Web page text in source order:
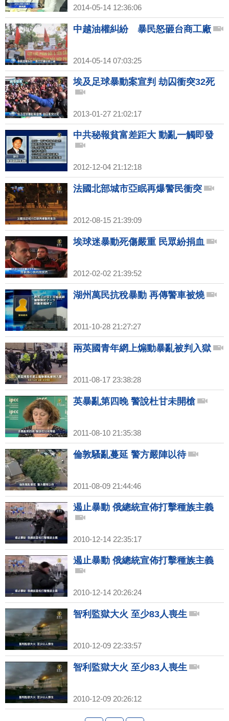
2014-05-14 12:36:06
中越油權糾紛 暴民怒砸台商工廠
2014-05-14 07:03:25
埃及足球暴動案宣判 劫囚衝突32死
2013-01-27 21:02:17
中共秘報貧富差距大 動亂一觸即發
2012-12-04 21:12:18
法國北部城市亞眠再爆警民衝突
2012-08-15 21:39:09
埃球迷暴動死傷嚴重 民眾紛捐血
2012-02-02 21:39:52
湖州萬民抗稅暴動 再傳警車被燒
2011-10-28 21:27:27
兩英國青年網上煽動暴亂被判入獄
2011-08-17 23:38:28
英暴亂第四晚 警說杜甘未開槍
2011-08-10 21:35:38
倫敦騷亂蔓延 警方嚴陣以待
2011-08-09 21:44:46
遏止暴動 俄總統宣佈打擊種族主義
2010-12-14 22:35:17
遏止暴動 俄總統宣佈打擊種族主義
2010-12-14 20:26:24
智利監獄大火 至少83人喪生
2010-12-09 22:33:57
智利監獄大火 至少83人喪生
2010-12-09 20:26:12